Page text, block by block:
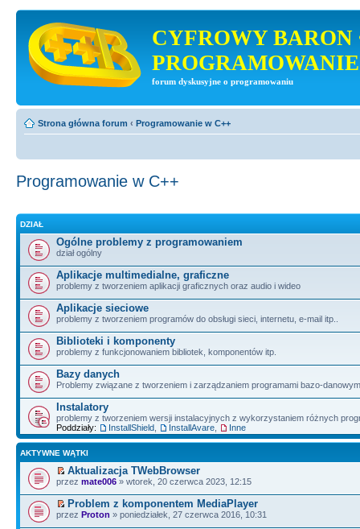
CYFROWY BARON
PROGRAMOWANIE
forum dyskusyjne o programowaniu
Strona główna forum ‹ Programowanie w C++
Programowanie w C++
DZIAŁ
Ogólne problemy z programowaniem
dział ogólny
Aplikacje multimedialne, graficzne
problemy z tworzeniem aplikacji graficznych oraz audio i wideo
Aplikacje sieciowe
problemy z tworzeniem programów do obsługi sieci, internetu, e-mail itp..
Biblioteki i komponenty
problemy z funkcjonowaniem bibliotek, komponentów itp.
Bazy danych
Problemy związane z tworzeniem i zarządzaniem programami bazo-
Instalatory
problemy z tworzeniem wersji instalacyjnych z wykorzystaniem różnych
Poddziały:
InstallShield InstallAvare Inne
AKTYWNE WĄTKI
Aktualizacja TWebBrowser
przez mate006 » wtorek, 20 czerwca 2023, 12:15
Problem z komponentem MediaPlayer
przez Proton » poniedziałek, 27 czerwca 2016, 10:31